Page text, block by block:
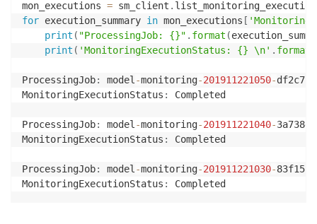
          "sketch" : {
            "parameters" : {
              "c" : 0.64,
              "k" : 2048.0
            },
"data" : [ [ 178.1, 160.3, 197.1,
mon_executions = sm_client .
for execution_summary in mon_executions [
print ( "ProcessingJob: {}" . format (
print ( 'MonitoringExecutionStatus: {} \n' . format
ProcessingJob: model -monitoring-201911221050-
MonitoringExecutionStatus : Completed
ProcessingJob: model -monitoring-201911221040-
MonitoringExecutionStatus : Completed
ProcessingJob: model -monitoring-201911221030-
MonitoringExecutionStatus : Completed